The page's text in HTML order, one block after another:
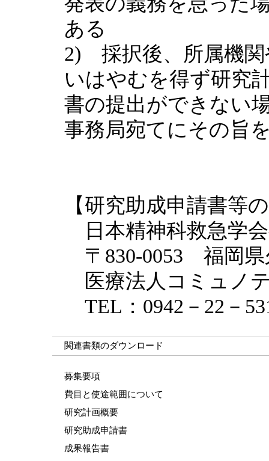
ある
2) 採択後、所属機関
いはやむを得ず研究
書の提出ができない
事務局宛てにその旨
【研究助成申請書等
日本精神科救急学
〒830-0053 福岡県
医療法人コミュノ
TEL：0942－22－
関連書類のダウンロード
募集要項
費目と使途範囲について
研究計画概要
研究助成申請書
成果報告書